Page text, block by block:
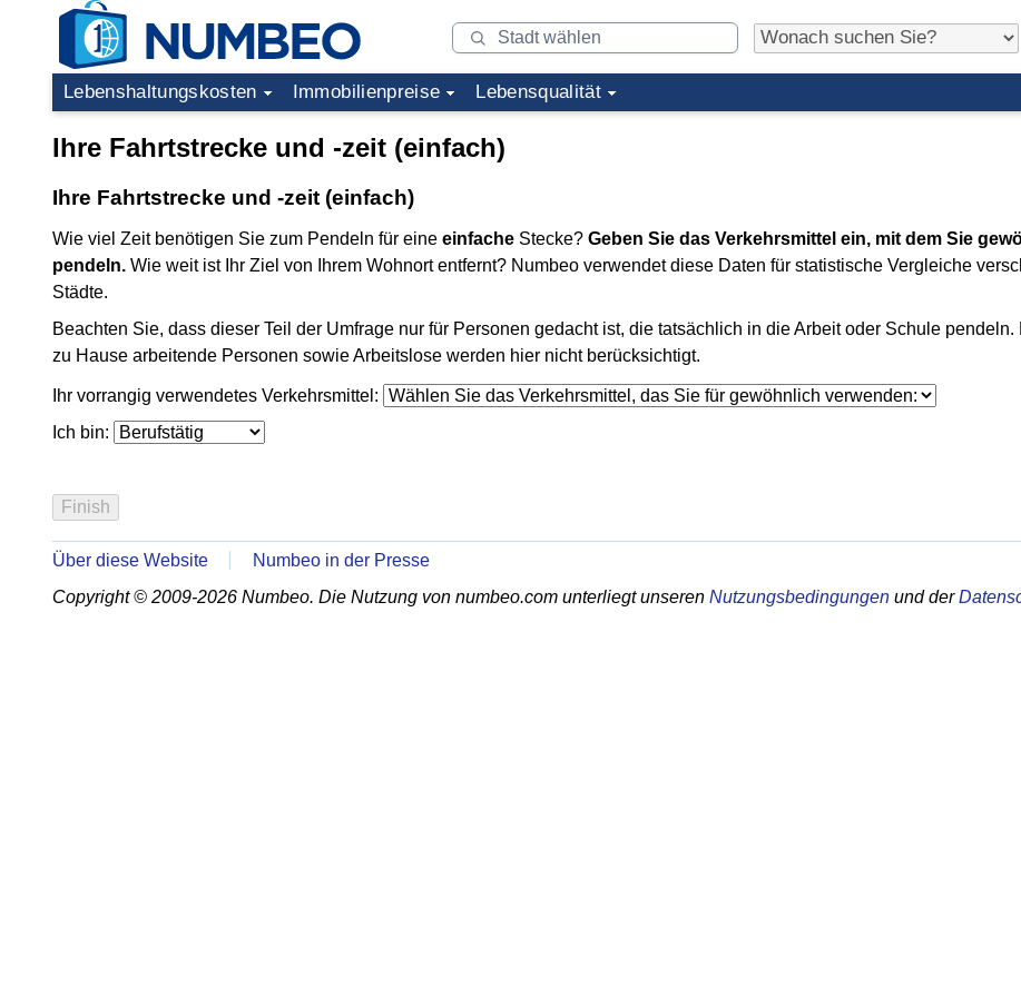
Lebenshaltungskosten Immobilienpreise Lebensqualität
Ihre Fahrtstrecke und -zeit (einfach)
Ihre Fahrtstrecke und -zeit (einfach)
Wie viel Zeit benötigen Sie zum Pendeln für eine einfache Stecke? Geben Sie das Verkehrsmittel ein, mit dem Sie
pendeln. Wie weit ist Ihr Ziel von Ihrem Wohnort entfernt? Numbeo verwendet diese Daten für statistische Vergleiche
Städte.
Beachten Sie, dass dieser Teil der Umfrage nur für Personen gedacht ist, die tatsächlich in die Arbeit oder Schule pendeln.
zu Hause arbeitende Personen sowie Arbeitslose werden hier nicht berücksichtigt.
Ihr vorrangig verwendetes Verkehrsmittel:
Ich bin:
Über diese Website
Numbeo in der Presse
Copyright © 2009-2026 Numbeo. Die Nutzung von numbeo.com unterliegt unseren Nutzungsbedingungen und der